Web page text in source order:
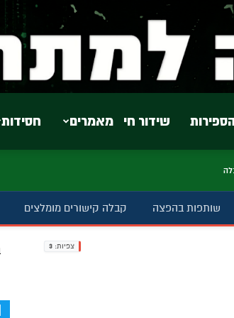
חסידות מאמרים שידור חי
שותפות בהפצה קבלה קישורים מומלצים
צפיות: 3